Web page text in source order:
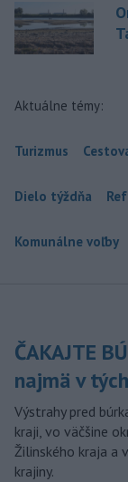
Aktuálne témy:
Turizmus
Dielo týždňa
Komunálne voľby
ČAKAJTE
najmä v
Výstrahy pred
kraji, vo väčšine
Žilinského kraja a
krajiny.